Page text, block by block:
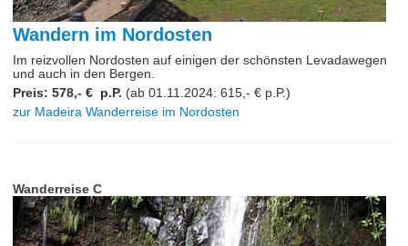
Wandern im Nordosten
Im reizvollen Nordosten auf einigen der schönsten Levadawegen
und auch in den Bergen.
Preis: 578,- € p.P. (ab 01.11.2024: 615,- € p.P.)
zur Madeira Wanderreise im Nordosten
Wanderreise C